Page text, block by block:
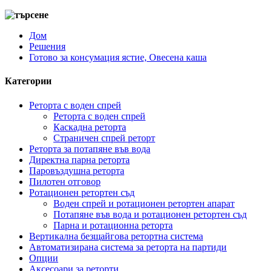
Дом
Решения
Готово за консумация ястие, Овесена каша
Категории
Реторта с воден спрей
Реторта с воден спрей
Каскадна реторта
Страничен спрей реторт
Реторта за потапяне във вода
Директна парна реторта
Паровъздушна реторта
Пилотен отговор
Ротационен ретортен съд
Воден спрей и ротационен ретортен апарат
Потапяне във вода и ротационен ретортен съд
Парна и ротационна реторта
Вертикална безщайгова ретортна система
Автоматизирана система за реторта на партиди
Опции
Аксесоари за реторти